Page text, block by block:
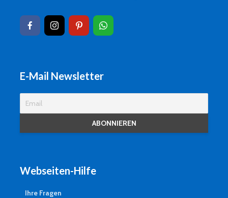
E-Mail Newsletter
Webseiten-Hilfe
Ihre Fragen